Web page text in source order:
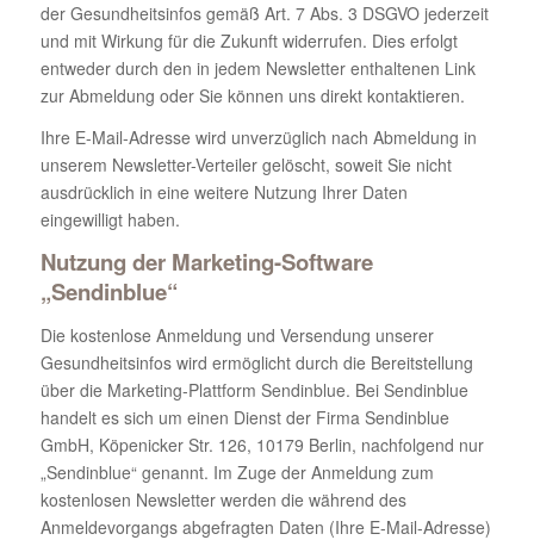
der Gesundheitsinfos gemäß Art. 7 Abs. 3 DSGVO jederzeit
und mit Wirkung für die Zukunft widerrufen. Dies erfolgt
entweder durch den in jedem Newsletter enthaltenen Link
zur Abmeldung oder Sie können uns direkt kontaktieren.
Ihre E-Mail-Adresse wird unverzüglich nach Abmeldung in
unserem Newsletter-Verteiler gelöscht, soweit Sie nicht
ausdrücklich in eine weitere Nutzung Ihrer Daten
eingewilligt haben.
Nutzung der Marketing-Software
„Sendinblue“
Die kostenlose Anmeldung und Versendung unserer
Gesundheitsinfos wird ermöglicht durch die Bereitstellung
über die Marketing-Plattform Sendinblue. Bei Sendinblue
handelt es sich um einen Dienst der Firma Sendinblue
GmbH, Köpenicker Str. 126, 10179 Berlin, nachfolgend nur
„Sendinblue“ genannt. Im Zuge der Anmeldung zum
kostenlosen Newsletter werden die während des
Anmeldevorgangs abgefragten Daten (Ihre E-Mail-Adresse)